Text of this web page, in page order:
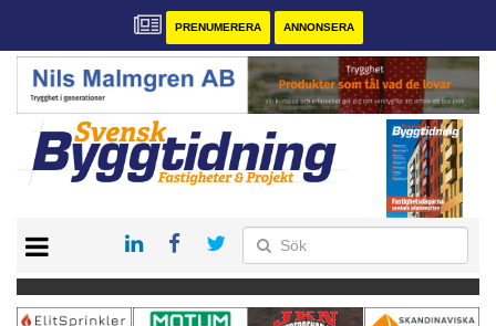
PRENUMERERA ANNONSERA
PRENUMERERA